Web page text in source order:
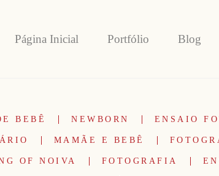
Página Inicial Portfólio Blog
BEBÊ NEWBORN ENSAIO
MAMÃE E BEBÊ
OF NOIVA FOTOGRAFIA